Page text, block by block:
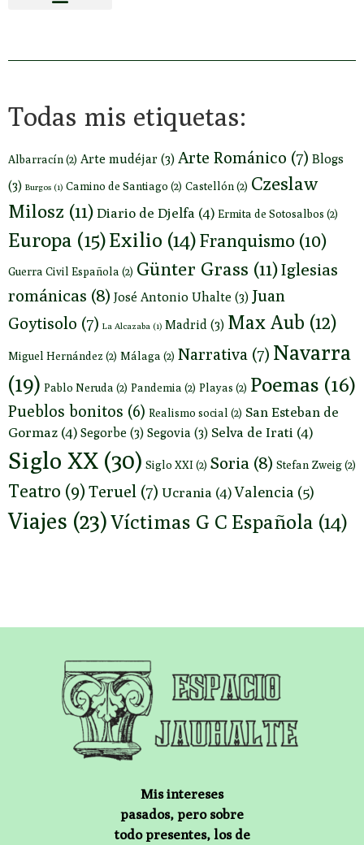
Todas mis etiquetas:
Albarracín(2) Arte mudéjar (3) Arte Románico (7) Blogs
(3) Burgos (1) Camino de Santiago (2) Castellón(2) Czeslaw
Milosz (11) Diario de Djelfa (4) Ermita de Sotosalbos (2)
Europa (15)Exilio (14)Franquismo (10)
Guerra Civil Española (2) Günter Grass (11)Iglesias
románicas (8) José Antonio Uhalte (3) Juan
Goytisolo (7) La Alcazaba (1) Madrid (3) Max Aub (12)
Miguel Hernández (2) Málaga (2) Narrativa (7) Navarra
(19) Pablo Neruda (2) Pandemia (2) Playas (2) Poemas (16)
Pueblos bonitos (6) Realismo social (2) San Esteban de
Gormaz (4) Segorbe (3) Segovia (3) Selva de Irati (4)
Siglo XX (30) Siglo XXI (2) Soria (8) Stefan Zweig(2)
Teatro (9) Teruel (7) Ucrania (4) Valencia (5)
Viajes (23)Víctimas G C Española (14)
Mis intereses
pasados, pero sobre
todo presentes, los de